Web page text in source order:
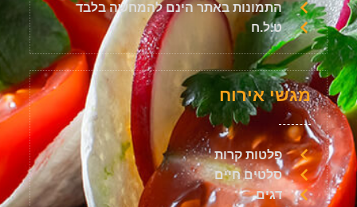
מגשי אירוח
פלטות קרות
סלטים חיים
דגים
התמונות באתר הינם להמחשה בלבד
ט.ל.ח